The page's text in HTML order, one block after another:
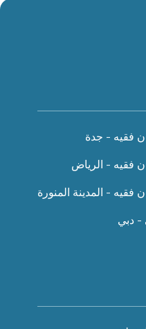
فقيه - جدة
فقيه - الرياض
- المدينة المنورة
- دبي